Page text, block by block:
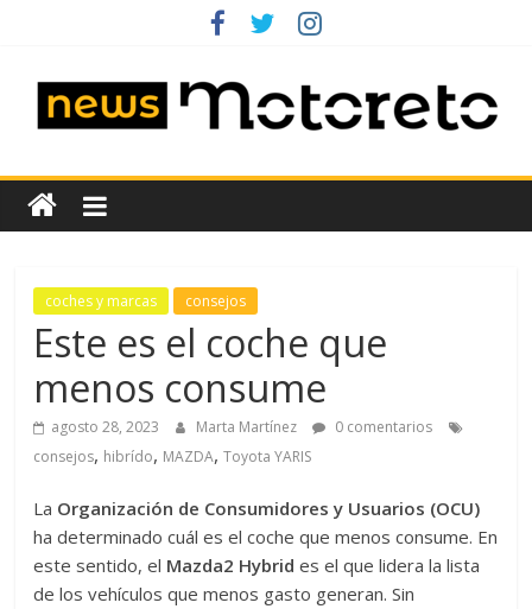
News
Motoreto
Noticias
coches
ocasión
coches y marcas consejos
Este es el coche que
menos consume
agosto 28, 2023 Marta Martínez
0 comentarios
consejos, hibrído, MAZDA,Toyota YARIS
La Organización de Consumidores y Usuarios (OCU)
ha determinado cuál es el coche que menos consume. En
este sentido, el Mazda2 Hybrid es el que lidera la lista
de los vehículos que menos gasto generan. Sin